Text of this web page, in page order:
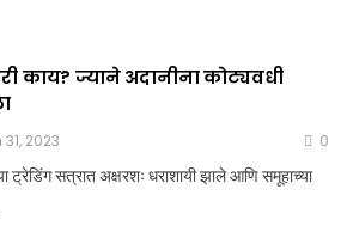
काय? ज्याने अदानीना कोट्यवधी
2023 0
ट्रेडिंग सत्रात अक्षरशः धराशायी झाले आणि समूहाच्या